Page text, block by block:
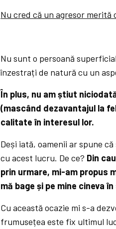
Nu cred că un agresor merită
Nu sunt o persoană
înzestrați de natură cu un
În plus, nu am știut
(mascând dezavantajul la
calitate în interesul lor.
Deși iată, oamenii ar spune
cu acest lucru. De ce? Din
prin urmare, mi-am propus
mă bage și pe mine cineva
Cu această ocazie mi s-a
frumusețea este fix ultimul